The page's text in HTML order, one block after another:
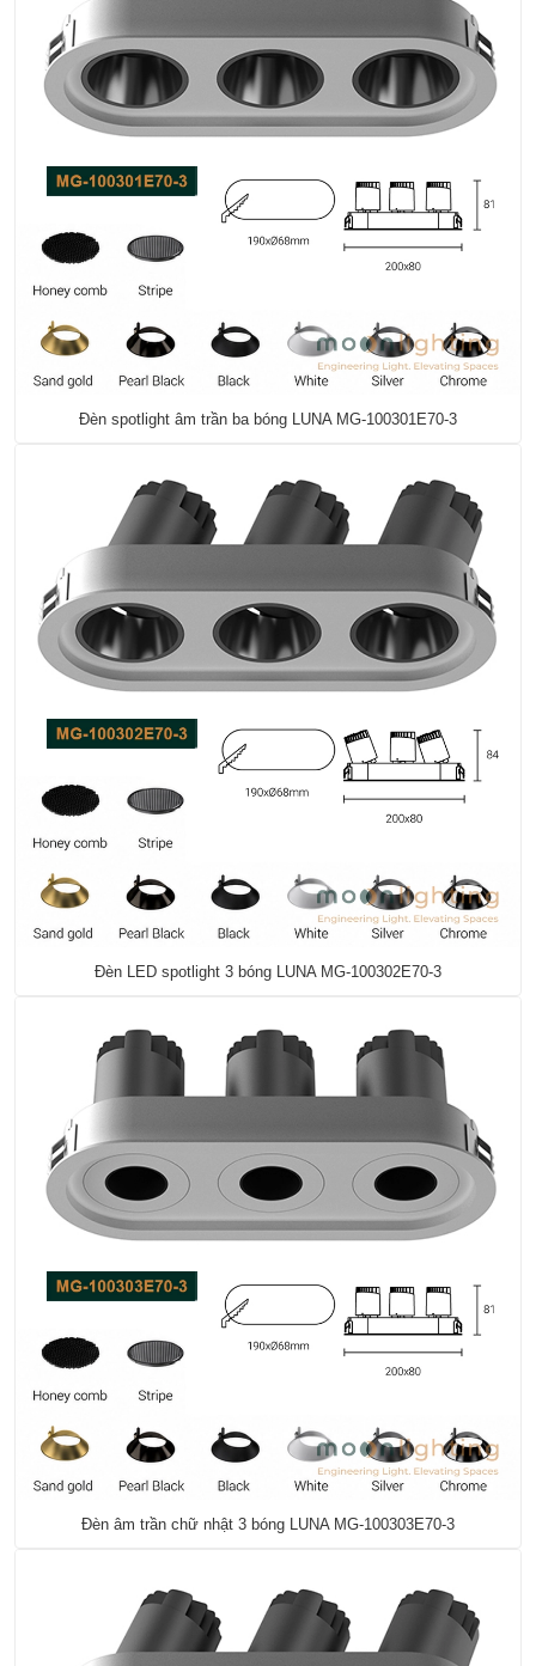
Đèn spotlight âm trần ba bóng LUNA MG-100301E70-3
Đèn LED spotlight 3 bóng LUNA MG-100302E70-3
Đèn âm trần chữ nhật 3 bóng LUNA MG-100303E70-3